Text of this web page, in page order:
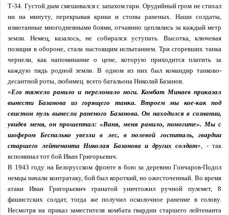
Т-34. Густой дым смешивался с запахом гари. Орудийный гром не стихал
ни на минуту, перекрывая крики и стоны раненых. Наши солдаты,
измотанные многодневными боями, отчаянно цеплялись за каждый метр
земли. Немец, казалось, не собирался уступать. Высотка, ключевая
позиция в обороне, стала настоящим испытанием. Три сгоревших танка
чернели, как напоминание о цене, которую приходится платить за
каждую пядь родной земли. В одном из них был командир танково-
десантной роты, любимец всего батальона Николай Базанов.
«Его тяжело ранило и переломало ноги. Комбат Минаев приказал
вынести Базанова из горящего танка. Втроем мы кое-как под
свистом пуль вынесли раненого Базанова. Он находился в сознании,
увидев меня, он прошептал: «Ваня, меня ранило, помогите». Мы с
шофером Беспалько увезли в лес, в полевой госпиталь, гвардии
старшего лейтенанта Николая Базанова и других солдат», - так
вспоминал тот бой Иван Григорьевич.
В 1943 году на Белорусском фронте в бою за деревню Гончаров-Подол
немцы начали контратаку, бой был короткий, но ожесточенный. Во время
атаки Иван Григорьевич гранатой уничтожил ручной пулемет, 8
фашистских солдат, тогда же получил осколочное ранение в голову.
Несмотря на приказ заместителя комбата гвардии старшего лейтенанта